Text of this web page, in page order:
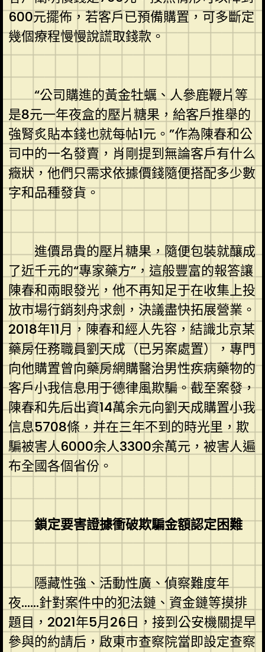
600元擺佈，若客戶已預備購置，可多斷定
幾個療程慢慢說謊取錢款。
“公司購進的黃金牡蠣、人參鹿鞭片等
是8元一年夜盒的壓片糖果，給客戶推舉的
強腎炙貼本錢也就每帖1元。”作為陳春和公
司中的一名發賣，肖剛提到無論客戶有什么
癥狀，他們只需求依據價錢隨便搭配多少數
字和品種發貨。
進價昂貴的壓片糖果，隨便包裝就釀成
了近千元的“專家藥方”，這般豐富的報答讓
陳春和兩眼發光，他不再知足于在收集上投
放市場行銷刻舟求劍，決議盡快拓展營業。
2018年11月，陳春和經人先容，結識北京某
藥房任務職員劉天成（已另案處置），專門
向他購置曾向藥房網購醫治男性疾病藥物的
客戶小我信息用于德律風欺騙。截至案發，
陳春和先后出資14萬余元向劉天成購置小我
信息5708條，并在三年不到的時光里，欺
騙被害人6000余人3300余萬元，被害人遍
布全國各個省份。
鎖定要害證據衝破欺騙金額認定困難
隱藏性強、活動性廣、偵察難度年
夜……針對案件中的犯法鏈、資金鏈等摸排
題目，2021年5月26日，接到公安機關提早
參與的約請后，啟東市查察院當即設定查察